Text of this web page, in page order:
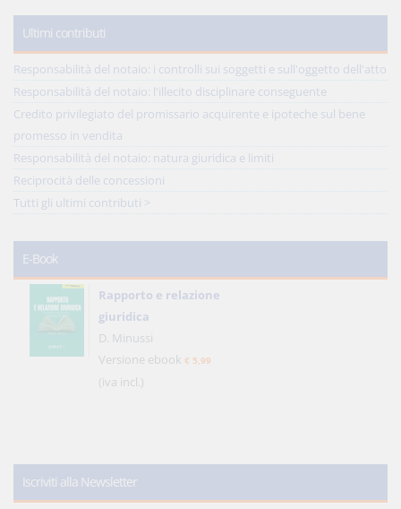
Ultimi contributi
Responsabilità del notaio: i controlli sui soggetti e sull'oggetto dell'atto
Responsabilità del notaio: l'illecito disciplinare conseguente
Credito privilegiato del promissario acquirente e ipoteche sul bene
promesso in vendita
Responsabilità del notaio: natura giuridica e limiti
Reciprocità delle concessioni
Tutti gli ultimi contributi >
E-Book
Rapporto e relazione
giuridica
D. Minussi
Versione ebook € 5,99
(iva incl.)
Iscriviti alla Newsletter